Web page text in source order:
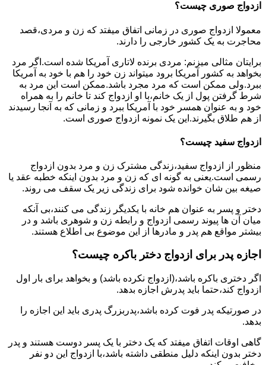
ازدواج صوری چیست؟
معمولا ازدواج صوری در زمانی اتفاق میفتد که زن و مردی،قصد
محاجرت به یک کشور خارجی را دارند.
برایتان مثالی میزنم: مردی برنده لاتاری آمریکا شده است.اگر مرد
بخواهد به کشور آمریکا برود میتواند زن خود را هم با خود به آمریکا
ببرد.ولی ممکن است که مرد مجرد باشد.ممکن است این مرد به
شرط گرفتن پول از یک خانم،با او ازدواج کند تا خانم را به همراه
خود و به عنوان همسر خود با آمریکا ببرد و زمانی که به آنجا رسیدند
از هم طلاق بگیرند.این یک نمونه ازدواج صوری است.
ازدواج سفید چیست؟
منظور از ازدواج سفید،زندگی مشترک زن و مرد بدون ازدواج
رسمی است.یعنی به گونه ای که زن و مرد بدون اینکه خطبه عقد یا
صیغه بین شان خوانده شود برای زندگی زیر یک سقف می روند.
دختر و پسر به عنوان هم خانه با یکدیگر زندگی می کنند،بی آنکه
میان آن ها پیوند رسمی ازدواج و رابطه زن و شوهری باشد و در
بیشتر مواقع هم پدر و مادرها از این موضوع بی اطلاع هستند.
اجازه پدر برای ازدواج دختر باکره چیست؟
اگر دختری باکره باشد،(ازدواج نکرده باشد) و بخواهد برای بار اول
ازدواج کند،حتما باید پدرش اجازه بدهد.
در صورتیکه پدر فوت کرده باشد،پدربزرگ پدری باید این اجازه را
بدهد.
گاهی اوقات اتفاق میفتد که یک دختر با یک پسر دوست هستند و پدر
دختر بدون اینکه دلیل منطقی داشته باشد،با ازدواج این دو نفر